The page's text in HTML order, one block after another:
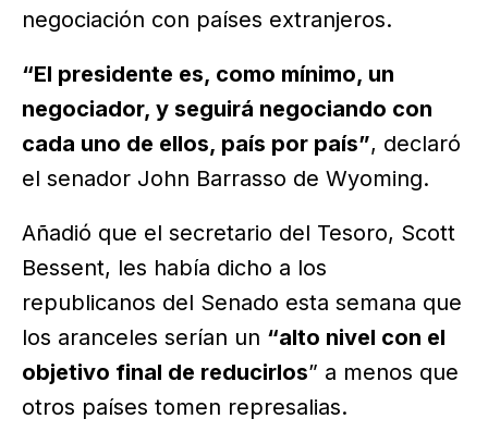
negociación con países extranjeros.
“El presidente es, como mínimo, un
negociador, y seguirá negociando con
cada uno de ellos, país por país”, declaró
el senador John Barrasso de Wyoming.
Añadió que el secretario del Tesoro, Scott
Bessent, les había dicho a los
republicanos del Senado esta semana que
los aranceles serían un “alto nivel con el
objetivo final de reducirlos” a menos que
otros países tomen represalias.